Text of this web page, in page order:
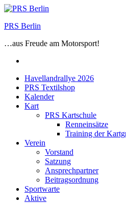
Zum
springen
PRS Berlin
…aus Freude am Motorsport!
Havellandrallye 2026
PRS Textilshop
Kalender
Kart
PRS Kartschule
Renneinsätze
Training der
Verein
Vorstand
Satzung
Ansprechpartner
Beitragsordnung
Sportwarte
Aktive